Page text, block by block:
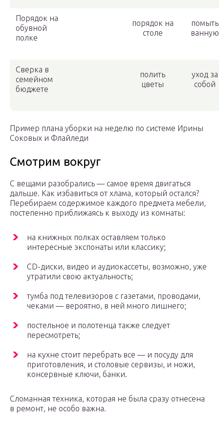
Порядок на
обувной
полке
порядок на
столе
помыть
ванную
Сверка в
семейном
бюджете
полить
цветы
уход за
собой
Пример плана уборки на неделю по системе Ирины
Соковых и Флайледи
Смотрим вокруг
С вещами разобрались — самое время двигаться
дальше. Как избавиться от хлама, который остался?
Перебираем содержимое каждого предмета мебели,
постепенно приближаясь к выходу из комнаты:
на книжных полках оставляем только
интересные экспонаты или классику;
CD-диски, видео и аудиокассеты, возможно, уже
утратили свою актуальность;
тумба под телевизоров с газетами, проводами,
чеками — вероятно, в ней много лишнего;
постельное и полотенца также следует
пересмотреть;
на кухне стоит перебрать все — и посуду для
приготовления, и столовые сервизы, и ножи,
консервные ключи, банки.
Сломанная техника, которая не была сразу отнесена
в ремонт, не особо важна.